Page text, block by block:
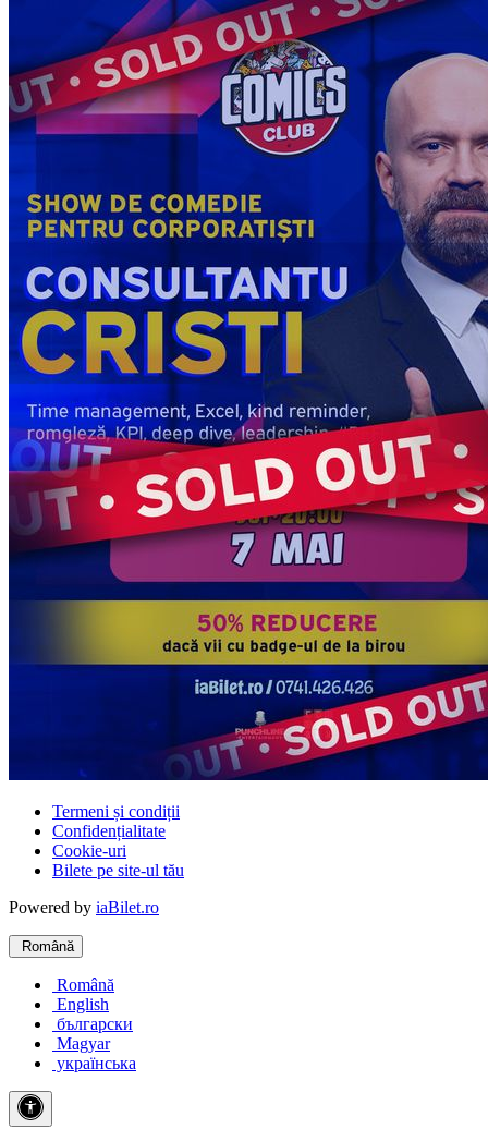
Termeni și condiții
Confidențialitate
Cookie-uri
Bilete pe site-ul tău
Powered by iaBilet.ro
Română
Română
English
български
Magyar
українська